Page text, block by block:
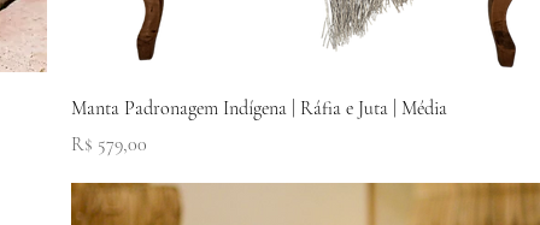
Visualização rápida
Manta Padronagem Indígena | Ráfia e Juta | Média
Preço
R$ 579,00